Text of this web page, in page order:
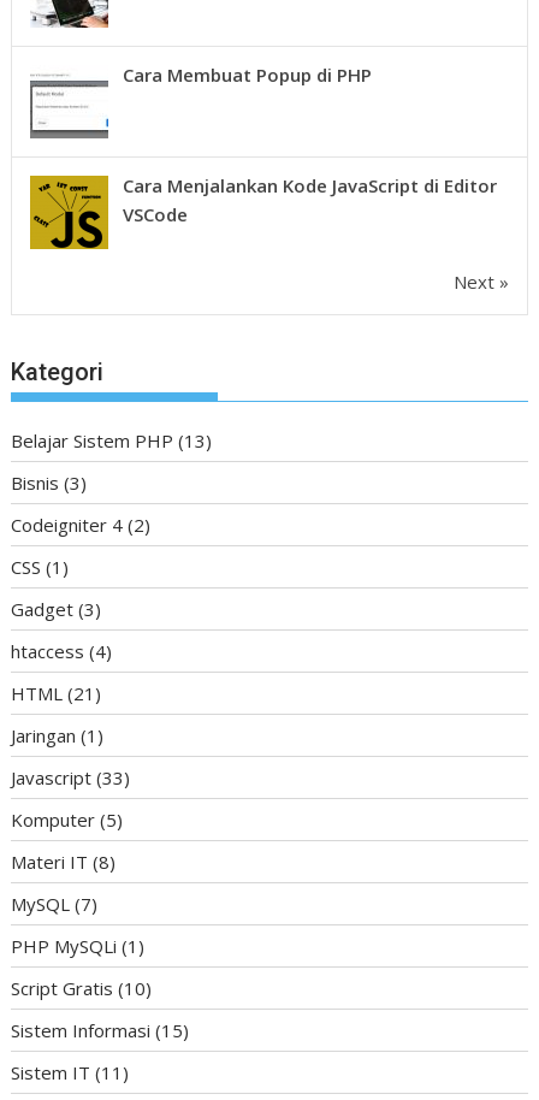
Cara Membuat Popup di PHP
Cara Menjalankan Kode JavaScript di Editor
VSCode
Next »
Kategori
Belajar Sistem PHP (13)
Bisnis (3)
Codeigniter 4 (2)
CSS (1)
Gadget (3)
htaccess (4)
HTML (21)
Jaringan (1)
Javascript (33)
Komputer (5)
Materi IT (8)
MySQL (7)
PHP MySQLi (1)
Script Gratis (10)
Sistem Informasi (15)
Sistem IT (11)